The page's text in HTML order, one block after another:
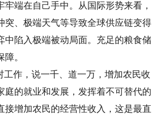
端在自己手中。从国际形势来看，
突、极端天气等导致全球供应链变得
陷入极端被动局面。充足的粮食储
。
作，说一千、道一万，增加农民收
的就业和发展，发挥着不可替代的
增加农民的经营性收入，这是最直